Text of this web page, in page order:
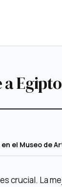
el Museo de
crucial. La